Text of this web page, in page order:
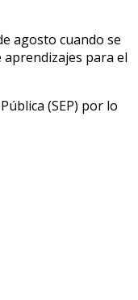
agosto cuando se
para el
(SEP) por lo